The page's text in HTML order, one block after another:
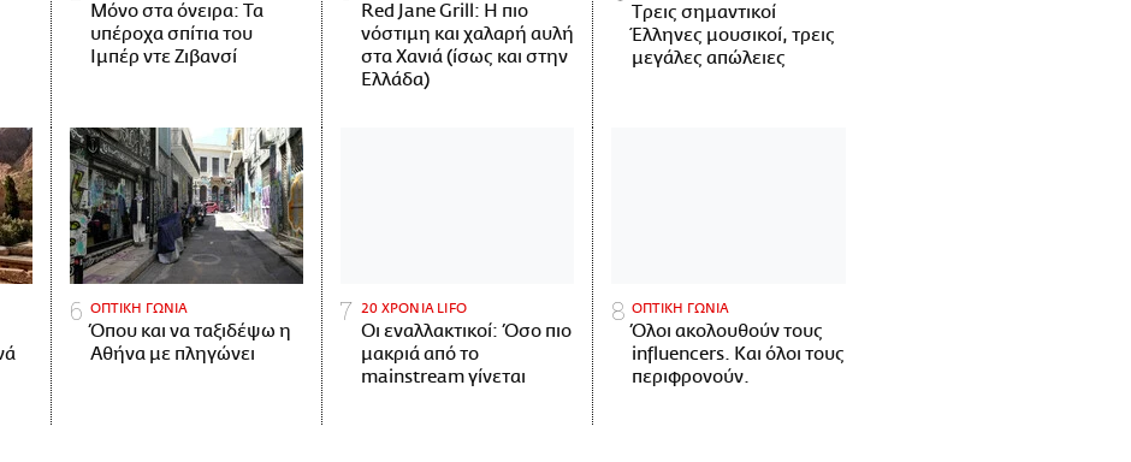
Μόνο στα όνειρα: Τα
υπέροχα σπίτια του
Ιμπέρ ντε Ζιβανσί
Red Jane Grill: Η πιο
νόστιμη και χαλαρή αυλή
στα Χανιά (ίσως και στην
Ελλάδα)
Tρεις σημαντικοί
Έλληνες μουσικοί, τρεις
μεγάλες απώλειες
ΟΠΤΙΚΗ ΓΩΝΙΑ
Όπου και να ταξιδέψω η
Αθήνα με πληγώνει
20 ΧΡΟΝΙΑ LIFO
Οι εναλλακτικοί: Όσο πιο
μακριά από το
mainstream γίνεται
ΟΠΤΙΚΗ ΓΩΝΙΑ
Όλοι ακολουθούν τους
influencers. Και όλοι τους
περιφρονούν.